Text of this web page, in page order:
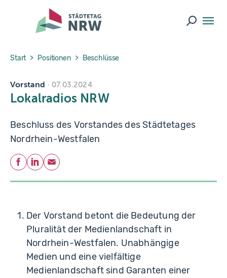
Skip to main navigation
Skip to main content
Skip to page footer
Suche
You are here:
Start Positionen Beschlüsse
Vorstand 07.03.2024
Lokalradios NRW
Beschluss des Vorstandes des Städtetages
Nordrhein-Westfalen
Teilen
Facebook
LinkedIn
E-Mail
Der Vorstand betont die Bedeutung der
Pluralität der Medienlandschaft in
Nordrhein-Westfalen. Unabhängige
Medien und eine vielfältige
Medienlandschaft sind Garanten einer